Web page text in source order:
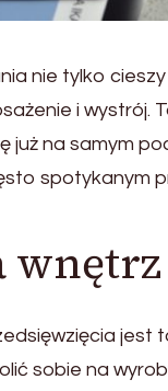
nie tylko
i wystrój.
już na samym
spotykanym
sobie na